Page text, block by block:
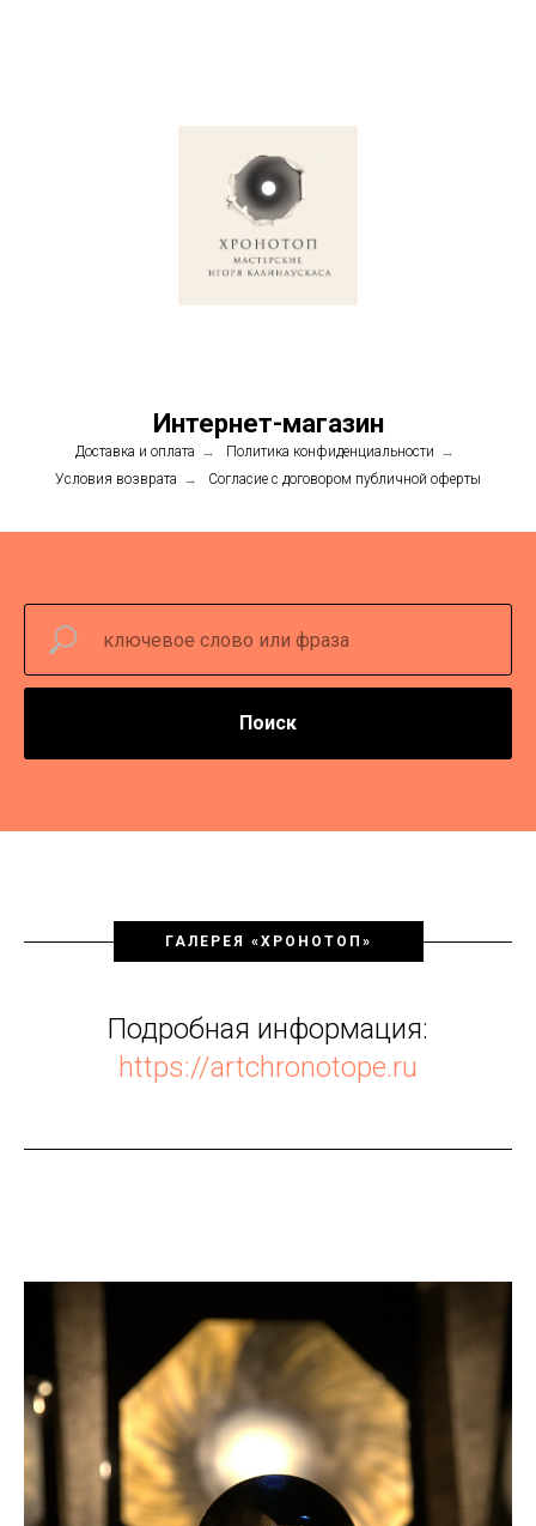
Интернет-магазин
Доставка и оплата → Политика конфиденциальности →
Условия возврата → Согласие с договором публичной оферты
Поиск
ГАЛЕРЕЯ «ХРОНОТОП»
Подробная информация:
https://artchronotope.ru